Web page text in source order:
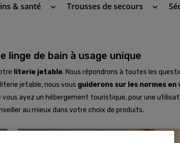
& santé keyboard_arrow_down Trousses de secours keyboard_arrow_down
de bain à usage unique
literie jetable. Nous répondrons à toutes les
jetable, nous vous guiderons sur les normes
vous ayez un hébergement touristique, pour une
au mieux dans votre choix de produits.